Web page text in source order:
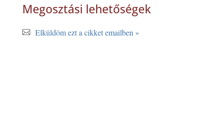
Megosztási lehetőségek
Elküldöm ezt a cikket emailben »